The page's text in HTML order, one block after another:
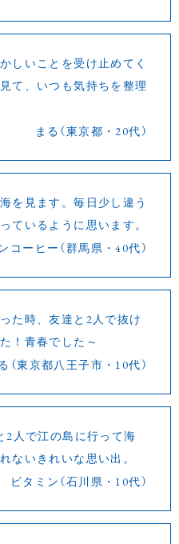
しいことを受け止めてく
て、いつも気持ちを整理
まる（東京都・20代）
を見ます。毎日少し違う
ているように思います。
コーヒー（群馬県・40代）
た時、友達と2人で抜け
！青春でした～
（東京都八王子市・10代）
2人で江の島に行って海
ないきれいな思い出。
ビタミン（石川県・10代）